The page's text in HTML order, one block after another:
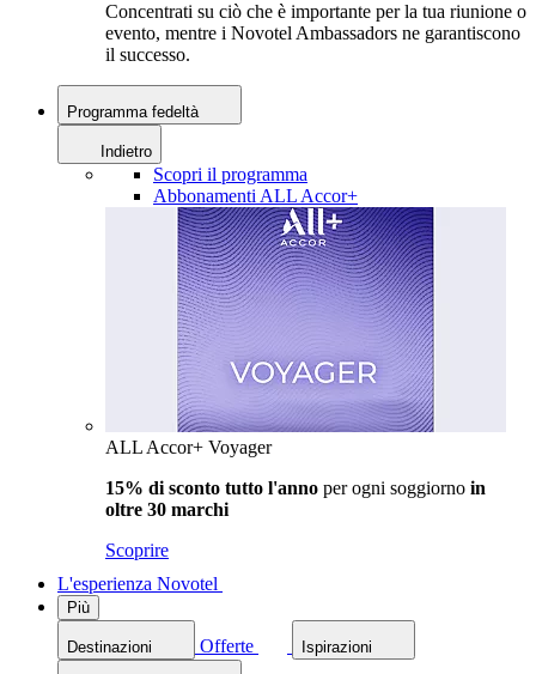
Concentrati su ciò che è importante per la tua riunione o
evento, mentre i Novotel Ambassadors ne garantiscono
il successo.
Programma fedeltà
Indietro
Scopri il programma
Abbonamenti ALL Accor+
ALL Accor+ Voyager
15% di sconto tutto l'anno per ogni soggiorno in
oltre 30 marchi
Scoprire
L'esperienza Novotel
Più
Destinazioni Offerte Ispirazioni